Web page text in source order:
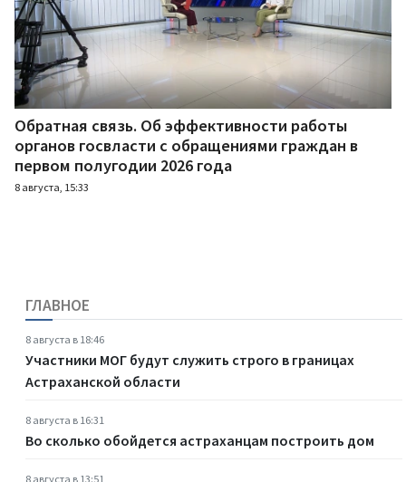
Обратная связь. Об эффективности работы
органов госвласти с обращениями граждан в
первом полугодии 2026 года
8 августа, 15:33
ГЛАВНОЕ
8 августа в 18:46
Участники МОГ будут служить строго в границах
Астраханской области
8 августа в 16:31
Во сколько обойдется астраханцам построить дом
8 августа в 13:51